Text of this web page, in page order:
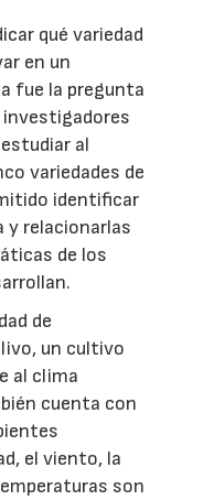
qué variedad
en un
fue la pregunta
investigadores
al
variedades de
identificar
y relacionarlas
de los
de
un cultivo
al clima
cuenta con
el viento, la
son